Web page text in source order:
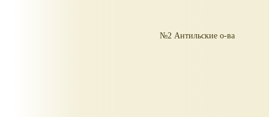
№2 Антильские о-ва